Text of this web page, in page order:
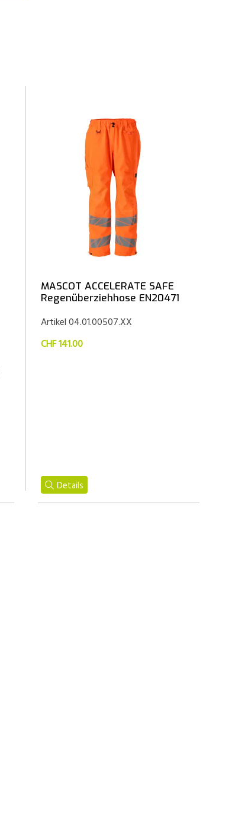
MASCOT ACCELERATE SAFE
Regenüberziehhose EN20471
Artikel 04.01.00507.XX
CHF 141.00
Details